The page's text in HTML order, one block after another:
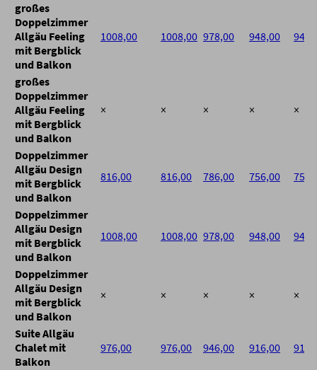
großes
Doppelzimmer
Allgäu Feeling
mit Bergblick
und Balkon
1008,00 1008,00 978,00 948,00
großes
Doppelzimmer
Allgäu Feeling
mit Bergblick
und Balkon
× × × × ×
Doppelzimmer
Allgäu Design
mit Bergblick
und Balkon
816,00 816,00 786,00 756,00
Doppelzimmer
Allgäu Design
mit Bergblick
und Balkon
1008,00 1008,00 978,00 948,00
Doppelzimmer
Allgäu Design
mit Bergblick
und Balkon
× × × × ×
Suite Allgäu
Chalet mit
Balkon
976,00 976,00 946,00 916,00